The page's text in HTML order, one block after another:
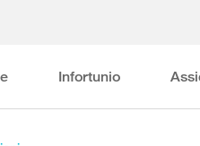
Infortunio